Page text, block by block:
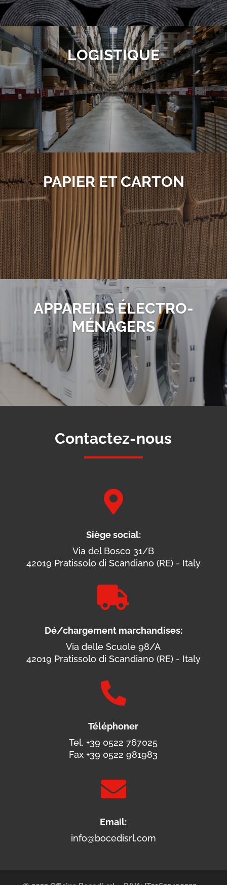
LOGISTIQUE
PAPIER ET CARTON
APPAREILS ÉLECTRO­
MÉNAGERS
Contactez-nous

Siège social:
Via del Bosco 31/B
42019 Pratissolo di Scandiano (RE) - Italy

Dé/chargement marchandises:
Via delle Scuole 98/A
42019 Pratissolo di Scandiano (RE) - Italy

Téléphoner
Tel. +39 0522 767025
Fax +39 0522 981983

Email:
info@bocedisrl.com